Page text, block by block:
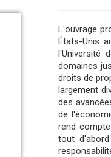
L'ouvrage
États-Unis
l'Université
domaines
droits de
largement
des
de
rend
tout